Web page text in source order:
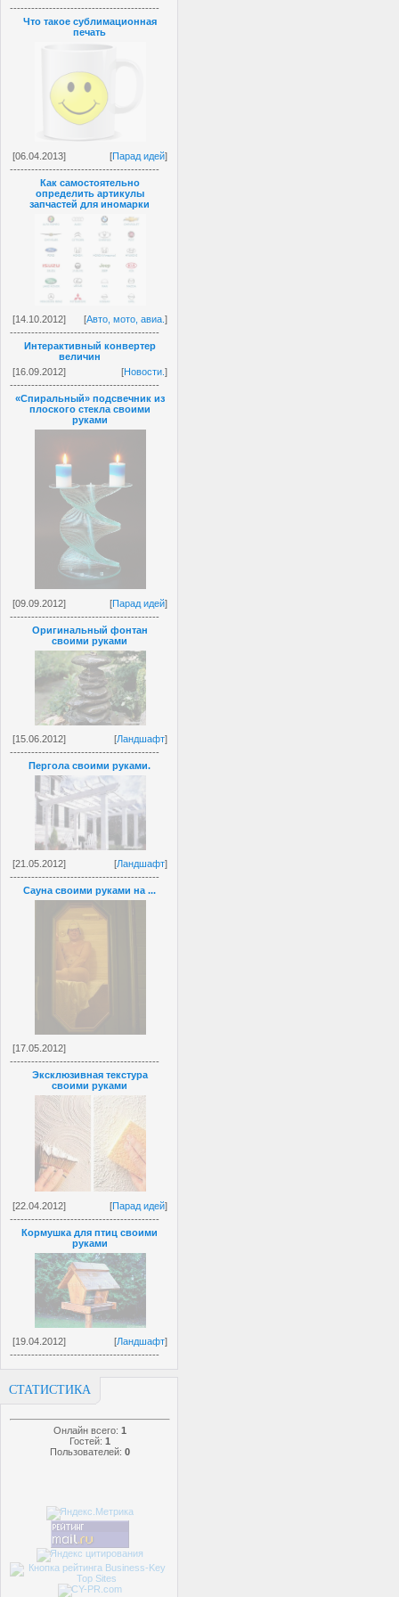
------------------------------------------
Что такое сублимационная
печать
[06.04.2013] [Парад идей]
------------------------------------------
Как самостоятельно
определить артикулы
запчастей для иномарки
[14.10.2012] [Авто, мото, авиа. ]
------------------------------------------
Интерактивный конвертер
величин
[16.09.2012]
[Новости. ]
------------------------------------------
«Спиральный» подсвечник из
плоского стекла своими
руками
[09.09.2012] [Парад идей]
------------------------------------------
Оригинальный фонтан
своими руками
[15.06.2012] [Ландшафт]
------------------------------------------
Пергола своими руками.
[21.05.2012] [Ландшафт]
------------------------------------------
Сауна своими руками на ...
[17.05.2012]
------------------------------------------
Эксклюзивная текстура
своими руками
[22.04.2012] [Парад идей]
------------------------------------------
Кормушка для птиц своими
руками
[19.04.2012] [Ландшафт]
------------------------------------------
СТАТИСТИКА
Онлайн всего: 1
Гостей: 1
Пользователей: 0